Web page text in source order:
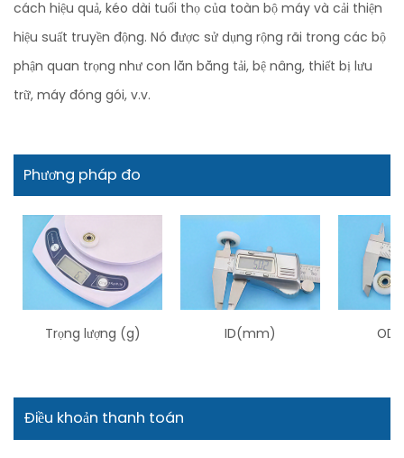
cách hiệu quả, kéo dài tuổi thọ của toàn bộ máy và cải thiện
hiệu suất truyền động. Nó được sử dụng rộng rãi trong các bộ
phận quan trọng như con lăn băng tải, bệ nâng, thiết bị lưu
trữ, máy đóng gói, v.v.
Phương pháp đo
Trọng lượng (g) ID(mm) OD
Điều khoản thanh toán